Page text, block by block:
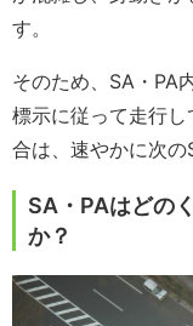
す。
そのため、SA・PA
標示に従って走行
合は、速やかに次の
SA・PAはどの
か？